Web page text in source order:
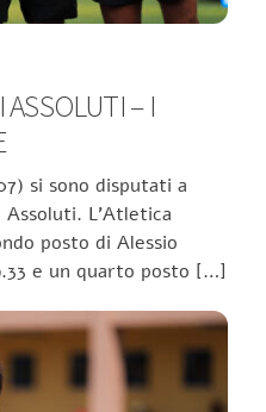
– I
si sono disputati a
L’Atletica
posto di Alessio
e un quarto posto […]